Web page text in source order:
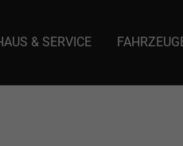
Host
& SERVICE